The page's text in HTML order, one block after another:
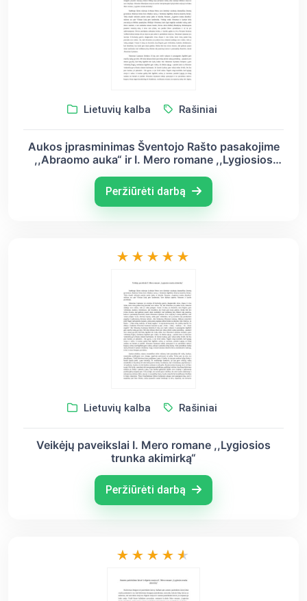
Lietuvių kalba Rašiniai
Aukos įprasminimas Šventojo Rašto pasakojime
,,Abraomo auka“ ir I. Mero romane ,,Lygiosios
Peržiūrėti darbą
Lietuvių kalba Rašiniai
Veikėjų paveikslai I. Mero romane ,,Lygiosios
trunka akimirką“
Peržiūrėti darbą